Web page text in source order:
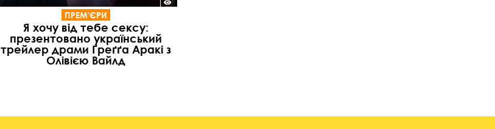
ПРЕМ'ЄРИ
Я хочу від тебе сексу:
презентовано український
трейлер драми Ґреґґа Аракі з
Олівією Вайлд